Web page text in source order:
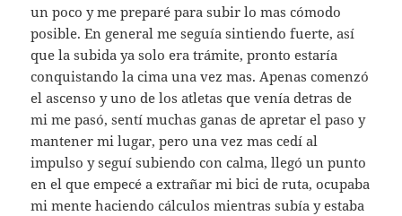
un poco y me preparé para subir lo mas cómodo
posible. En general me seguía sintiendo fuerte, así
que la subida ya solo era trámite, pronto estaría
conquistando la cima una vez mas. Apenas comenzó
el ascenso y uno de los atletas que venía detras de
mi me pasó, sentí muchas ganas de apretar el paso y
mantener mi lugar, pero una vez mas cedí al
impulso y seguí subiendo con calma, llegó un punto
en el que empecé a extrañar mi bici de ruta, ocupaba
mi mente haciendo cálculos mientras subía y estaba